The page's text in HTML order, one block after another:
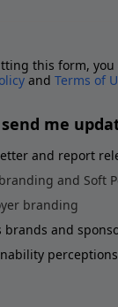
this form, you
and Terms of
send me
and report
and Soft
branding
brands and